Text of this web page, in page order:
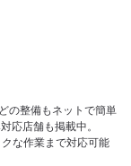
の整備もネットで簡単
応店舗も掲載中。
な作業まで対応可能